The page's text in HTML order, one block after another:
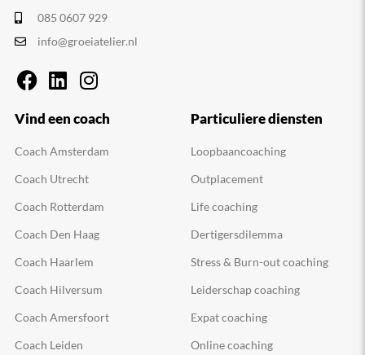
085 0607 929
info@groeiatelier.nl
Vind een coach
Coach Amsterdam
Coach Utrecht
Coach Rotterdam
Coach Den Haag
Coach Haarlem
Coach Hilversum
Coach Amersfoort
Coach Leiden
Particuliere diensten
Loopbaancoaching
Outplacement
Life coaching
Dertigersdilemma
Stress & Burn-out coaching
Leiderschap coaching
Expat coaching
Online coaching